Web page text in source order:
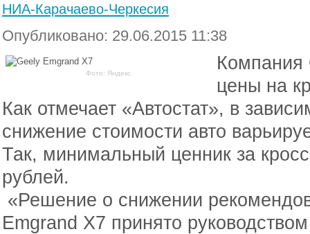
НИА-Карачаево-Черкесия
Опубликовано: 29.06.2015 11:38
Фото: Яндекс.
Компания
цены на
Как отмечает «Автостат», в
снижение стоимости авто
Так, минимальный ценник за
рублей.
«Решение о снижении
Emgrand X7 принято